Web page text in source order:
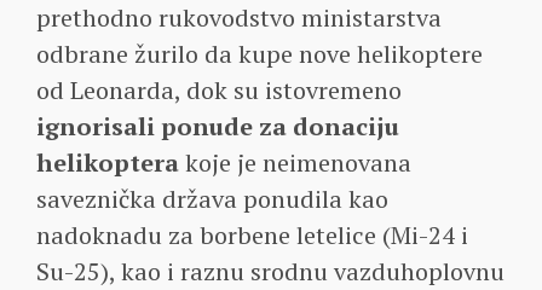
prethodno rukovodstvo ministarstva
odbrane žurilo da kupe nove helikoptere
od Leonarda, dok su istovremeno
ignorisali ponude za donaciju
helikopterakoje je neimenovana
saveznička država ponudila kao
nadoknadu za borbene letelice (Mi-24 i
Su-25), kao i raznu srodnu vazduhoplovnu